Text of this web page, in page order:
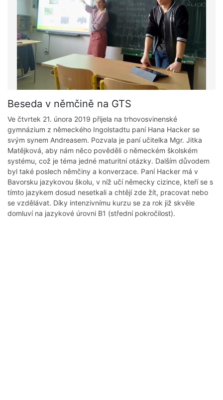
Beseda v němčině na GTS
Ve čtvrtek 21. února 2019 přijela na trhovosvinenské
gymnázium z německého Ingolstadtu paní Hana Hacker se
svým synem Andreasem. Pozvala je paní učitelka Mgr. Jitka
Matějková, aby nám něco pověděli o německém školském
systému, což je téma jedné maturitní otázky. Dalším důvodem
byl také poslech němčiny a konverzace. Paní Hacker má v
Bavorsku jazykovou školu, v níž učí německy cizince, kteří se s
tímto jazykem dosud nesetkali a chtějí zde žít, pracovat nebo
se vzdělávat. Díky intenzivnímu kurzu se za rok již skvěle
domluví na jazykové úrovni B1 (střední pokročilost).